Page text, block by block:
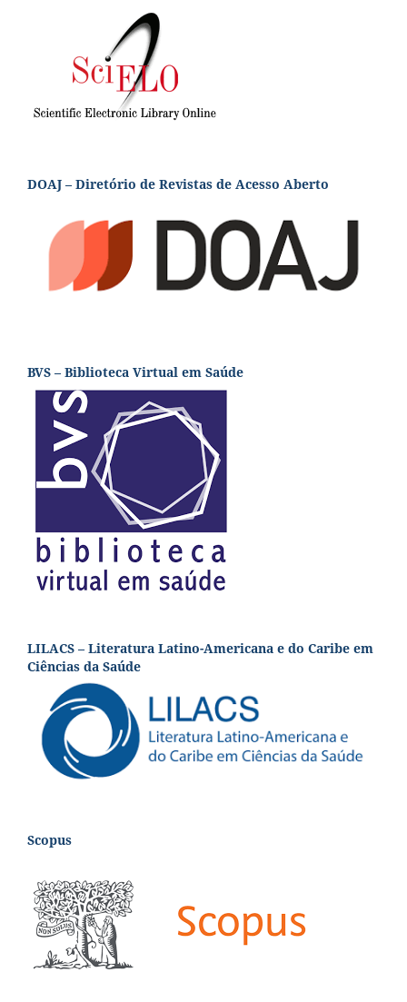
DOAJ – Diretório de Revistas de Acesso Aberto
BVS – Biblioteca Virtual em Saúde
LILACS – Literatura Latino-Americana e do Caribe em
Ciências da Saúde
Scopus